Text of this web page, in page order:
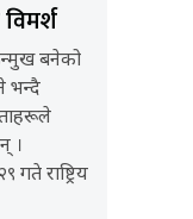
बनेको
भन्दै
।
राष्ट्रिय